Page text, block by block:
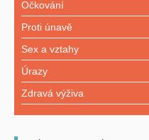
Očkování
Proti únavě
Sex a vztahy
Úrazy
Zdravá výživa